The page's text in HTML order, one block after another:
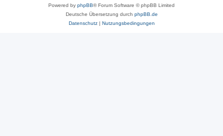
Powered by phpBB® Forum Software © phpBB Limited
Deutsche Übersetzung durch phpBB.de
Datenschutz| Nutzungsbedingungen